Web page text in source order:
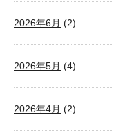
2026年6月 (2)
2026年5月 (4)
2026年4月 (2)